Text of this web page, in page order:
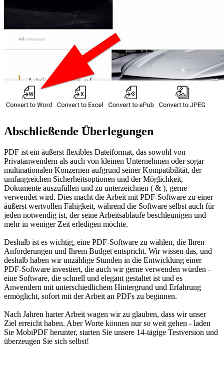
Abschließende Überlegungen
PDF ist ein äußerst flexibles Dateiformat, das sowohl von
Privatanwendern als auch von kleinen Unternehmen oder sogar
multinationalen Konzernen aufgrund seiner Kompatibilität, der
umfangreichen Sicherheitsoptionen und der Möglichkeit,
Dokumente auszufüllen und zu unterzeichnen ( & ), gerne
verwendet wird. Dies macht die Arbeit mit PDF-Software zu einer
äußerst wertvollen Fähigkeit, während die Software selbst auch für
jeden notwendig ist, der seine Arbeitsabläufe beschleunigen und
mehr in weniger Zeit erledigen möchte.
Deshalb ist es wichtig, eine PDF-Software zu wählen, die Ihren
Anforderungen und Ihrem Budget entspricht. Wir wissen das, und
deshalb haben wir unzählige Stunden in die Entwicklung einer
PDF-Software investiert, die auch wir gerne verwenden würden -
eine Software, die schnell und elegant gestaltet ist und es
Anwendern mit unterschiedlichem Hintergrund und Erfahrung
ermöglicht, sofort mit der Arbeit an PDFs zu beginnen.
Nach Jahren harter Arbeit wagen wir zu glauben, dass wir unser
Ziel erreicht haben. Aber Worte können nur so weit gehen - laden
Sie MobiPDF herunter, starten Sie unsere 14-tägige Testversion und
überzeugen Sie sich selbst!